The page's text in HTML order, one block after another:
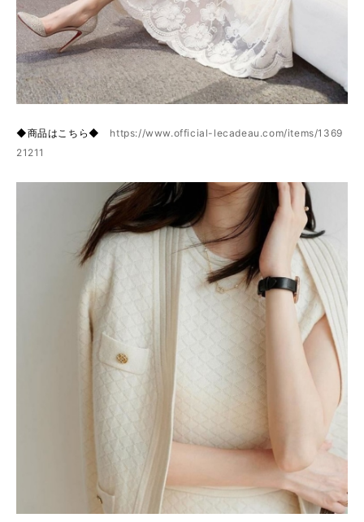
◆商品はこちら◆ https://www.official-lecadeau.com/items/1369
21211